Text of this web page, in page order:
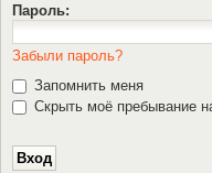
Пароль:
Забыли пароль?
Запомнить меня
Скрыть моё пребывание